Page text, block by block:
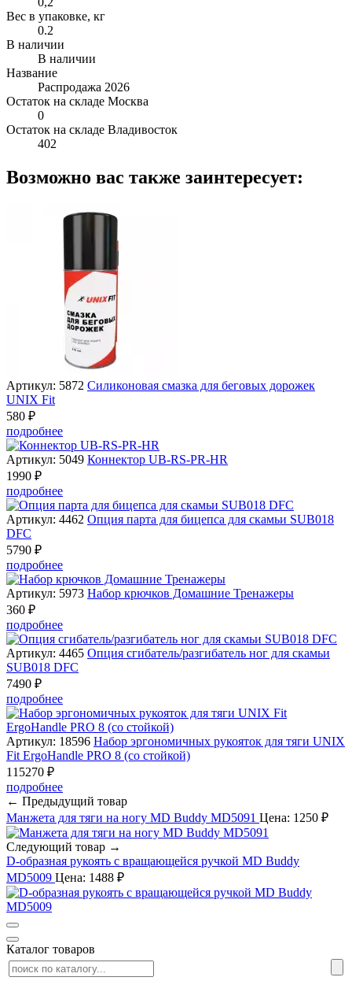
Вес в упаковке, кг
0.2
В наличии
В наличии
Название
Распродажа 2026
Остаток на складе Москва
0
Остаток на складе Владивосток
402
Возможно вас также заинтересует:
Артикул: 5872 Силиконовая смазка для беговых дорожек
UNIX Fit
580 ₽
подробнее
Артикул: 5049 Коннектор UB-RS-PR-HR
1990 ₽
подробнее
Артикул: 4462 Опция парта для бицепса для скамьи SUB018
DFC
5790 ₽
подробнее
Артикул: 5973 Набор крючков Домашние Тренажеры
360 ₽
подробнее
Артикул: 4465 Опция сгибатель/разгибатель ног для скамьи
SUB018 DFC
7490 ₽
подробнее
Артикул: 18596 Набор эргономичных рукояток для тяги UNIX
Fit ErgoHandle PRO 8 (со стойкой)
115270 ₽
подробнее
← Предыдущий товар
Манжета для тяги на ногу MD Buddy MD5091 Цена: 1250 ₽
Следующий товар →
D-образная рукоять с вращающейся ручкой MD Buddy
MD5009 Цена: 1488 ₽
Каталог товаров